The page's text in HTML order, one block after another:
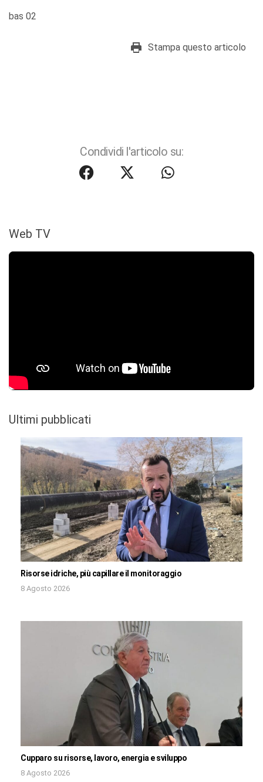
bas 02
Stampa questo articolo
Condividi l'articolo su:
Web TV
Ultimi pubblicati
Risorse idriche, più capillare il monitoraggio
8 Agosto 2026
Cupparo su risorse, lavoro, energia e sviluppo
8 Agosto 2026